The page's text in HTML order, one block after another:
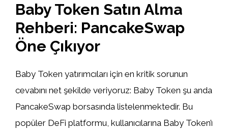
Baby Token Satın Alma
Rehberi: PancakeSwap
Öne Çıkıyor
Baby Token yatırımcıları için en kritik sorunun
cevabını net şekilde veriyoruz: Baby Token şu anda
PancakeSwap borsasında listelenmektedir. Bu
popüler DeFi platformu, kullanıcılarına Baby Token’ı